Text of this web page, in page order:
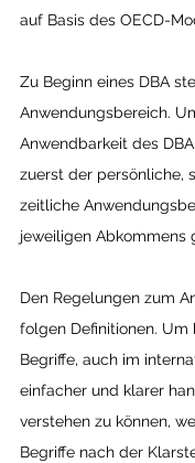
auf Basis des OECD-
Zu Beginn eines DBA
Anwendungsbereich.
Anwendbarkeit des
zuerst der persönliche,
zeitliche
jeweiligen Abkommens
Den Regelungen zum
folgen Definitionen.
Begriffe, auch im
einfacher und klarer
verstehen zu können,
Begriffe nach der